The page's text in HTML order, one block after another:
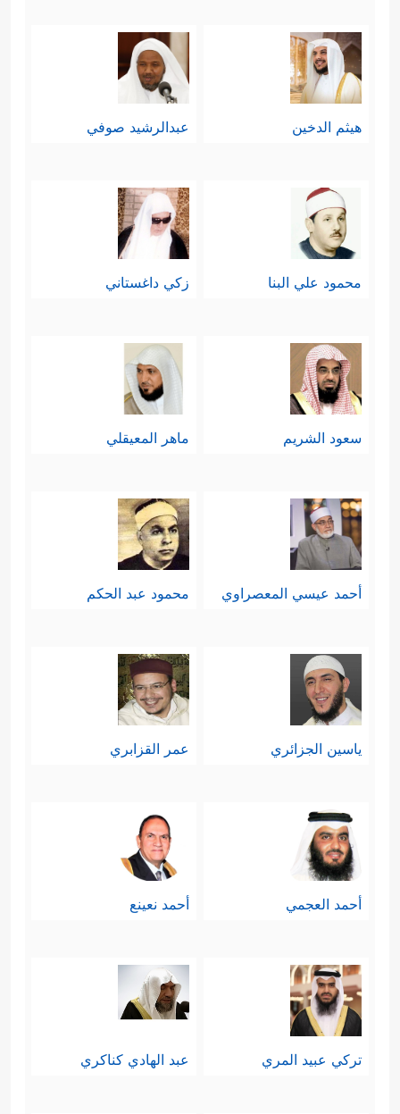
هيثم الدخين عبدالرشيد صوفي
محمود علي البنا زكي داغستاني
سعود الشريم ماهر المعيقلي
أحمد عيسي المعصراوي محمود عبد الحكم
ياسين الجزائري عمر القزابري
أحمد العجمي أحمد نعينع
تركي عبيد المري عبد الهادي كناكري